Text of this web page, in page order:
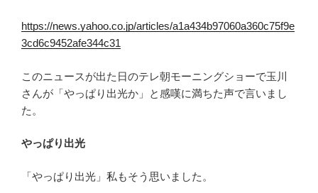
https://news.yahoo.co.jp/articles/a1a434b97060a360c75f9e
3cd6c9452afe344c31
このニュースが出た日のテレ朝モーニングショーで玉川
さんが「やっぱり出光か」と感嘆に満ちた声で言いまし
た。
やっぱり出光
「やっぱり出光」私もそう思いました。